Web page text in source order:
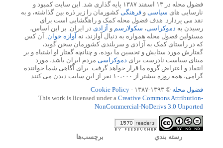
فضول محله در ۱۳ اسفند ۱۳۸۷ پایه گذاری شد. این سایت کمبود و
نارسایی های سیاسی و فرهنگیکشورمان را زیر ذره بین گذاشته، و به
نقد می پردازد. هدف فضول محله کمک و راهگشایی است برای
رسیدن به دموکراسی، سکولارسم و آزادی در ایران. بر این اساس،
مسئولین فضول محله همواره به دنبال آوازند، نه آوازه خوان. آن کس
که در راستای کمک به آزادی و سربلندی کشورمان سخن گوید،
گفتارش مورد ستایش و تحسین ما بوده، و چنانچه گفتار او اشتباه و بر
مبنای سیاست نادرست برای دموکراسی مردم ایران باشد، مورد
انتقاد و اعتراض گروه ما قرار خواهد گرفت. برای آگاهی شما خواننده
گرامی، همه روزه بیشتر از ۱۰،۰۰۰ نفر از این سایت دیدن می کنند.
فضول محله © ۱۳۹۳-۱۳۸۷ -
Cookie Policy
This work is licensed under a Creative Commons Attribution-
NonCommercial-NoDerivs 3.0 Unported
رسته بندي برچسب‌ها